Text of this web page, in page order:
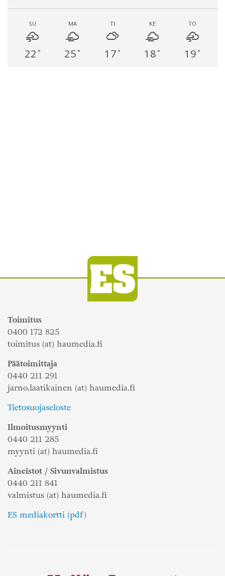
SU
22 °
MA
25 °
TI
17 °
KE
18 °
TO
19 °
Toimitus
0400 172 825
toimitus (at) haumedia.fi
Päätoimittaja
0440 211 291
jarno.laatikainen (at) haumedia.fi
Tietosuojaseloste
Ilmoitusmyynti
0440 211 285
myynti (at) haumedia.fi
Aineistot / Sivunvalmistus
0440 211 841
valmistus (at) haumedia.fi
ES mediakortti (pdf)